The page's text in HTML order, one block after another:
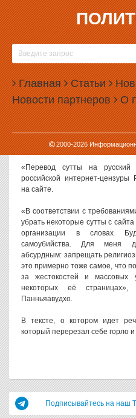
Главная Статьи
Новости партнеров О
2000-2026
23.09.2015, 14:42
В РОССИИ
Российские власти
изречения Будды
священных текстах буддизма
Текст «Годхика-сутта» был
«Тхеравада». Однако
требованию Роскомнадзора.
«Перевод сутты на
российской интернет-
на сайте.
«В соответствии с
убрать некоторые сутты с
организации в словах
самоубийства. Для меня
абсурдным: запрещать
это примерно тоже самое, что
за жестокостей и массовых
некоторых её
Панньяавудхо.
В тексте, о котором идет
который перерезал себе горло
Подписывайтесь на наш